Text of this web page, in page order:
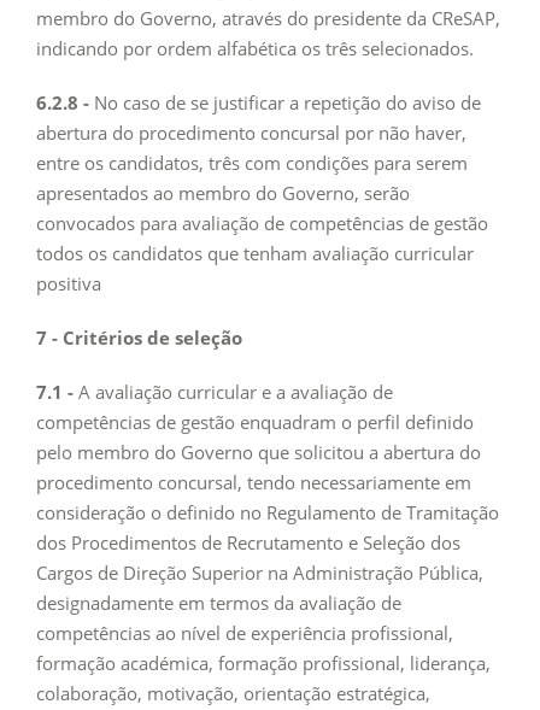
membro do Governo, através do presidente da CReSAP,
indicando por ordem alfabética os três selecionados.
6.2.8 - No caso de se justificar a repetição do aviso de
abertura do procedimento concursal por não haver,
entre os candidatos, três com condições para serem
apresentados ao membro do Governo, serão
convocados para avaliação de competências de gestão
todos os candidatos que tenham avaliação curricular
positiva
7 - Critérios de seleção
7.1 - A avaliação curricular e a avaliação de
competências de gestão enquadram o perfil definido
pelo membro do Governo que solicitou a abertura do
procedimento concursal, tendo necessariamente em
consideração o definido no Regulamento de Tramitação
dos Procedimentos de Recrutamento e Seleção dos
Cargos de Direção Superior na Administração Pública,
designadamente em termos da avaliação de
competências ao nível de experiência profissional,
formação académica, formação profissional, liderança,
colaboração, motivação, orientação estratégica,